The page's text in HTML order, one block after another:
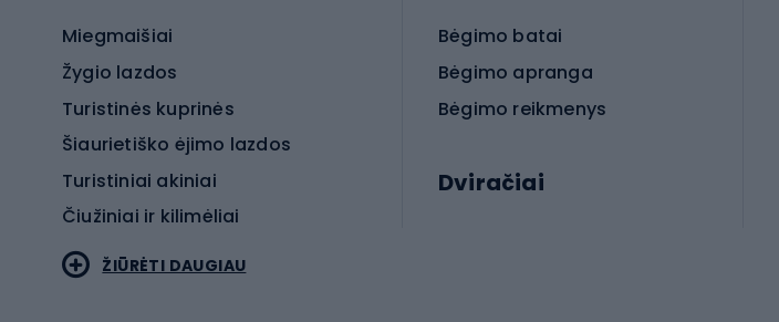
Miegmaišiai
Žygio lazdos
Turistinės kuprinės
Šiaurietiško ėjimo lazdos
Turistiniai akiniai
Čiužiniai ir kilimėliai
Bėgimo batai
Bėgimo apranga
Bėgimo reikmenys
Dviračiai
ŽIŪRĖTI DAUGIAU